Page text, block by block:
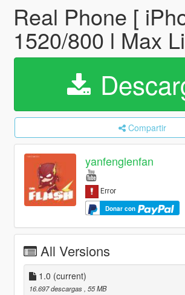
Real Phone [
1520/800 l Max
Compartir
yanfenglenfan
Donar con
All Versions
1.0 (current)
16.697 descargas, 55 MB